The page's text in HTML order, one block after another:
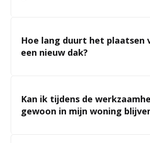
Hoe lang duurt het plaatsen
een nieuw dak?
Kan ik tijdens de
gewoon in mijn woning